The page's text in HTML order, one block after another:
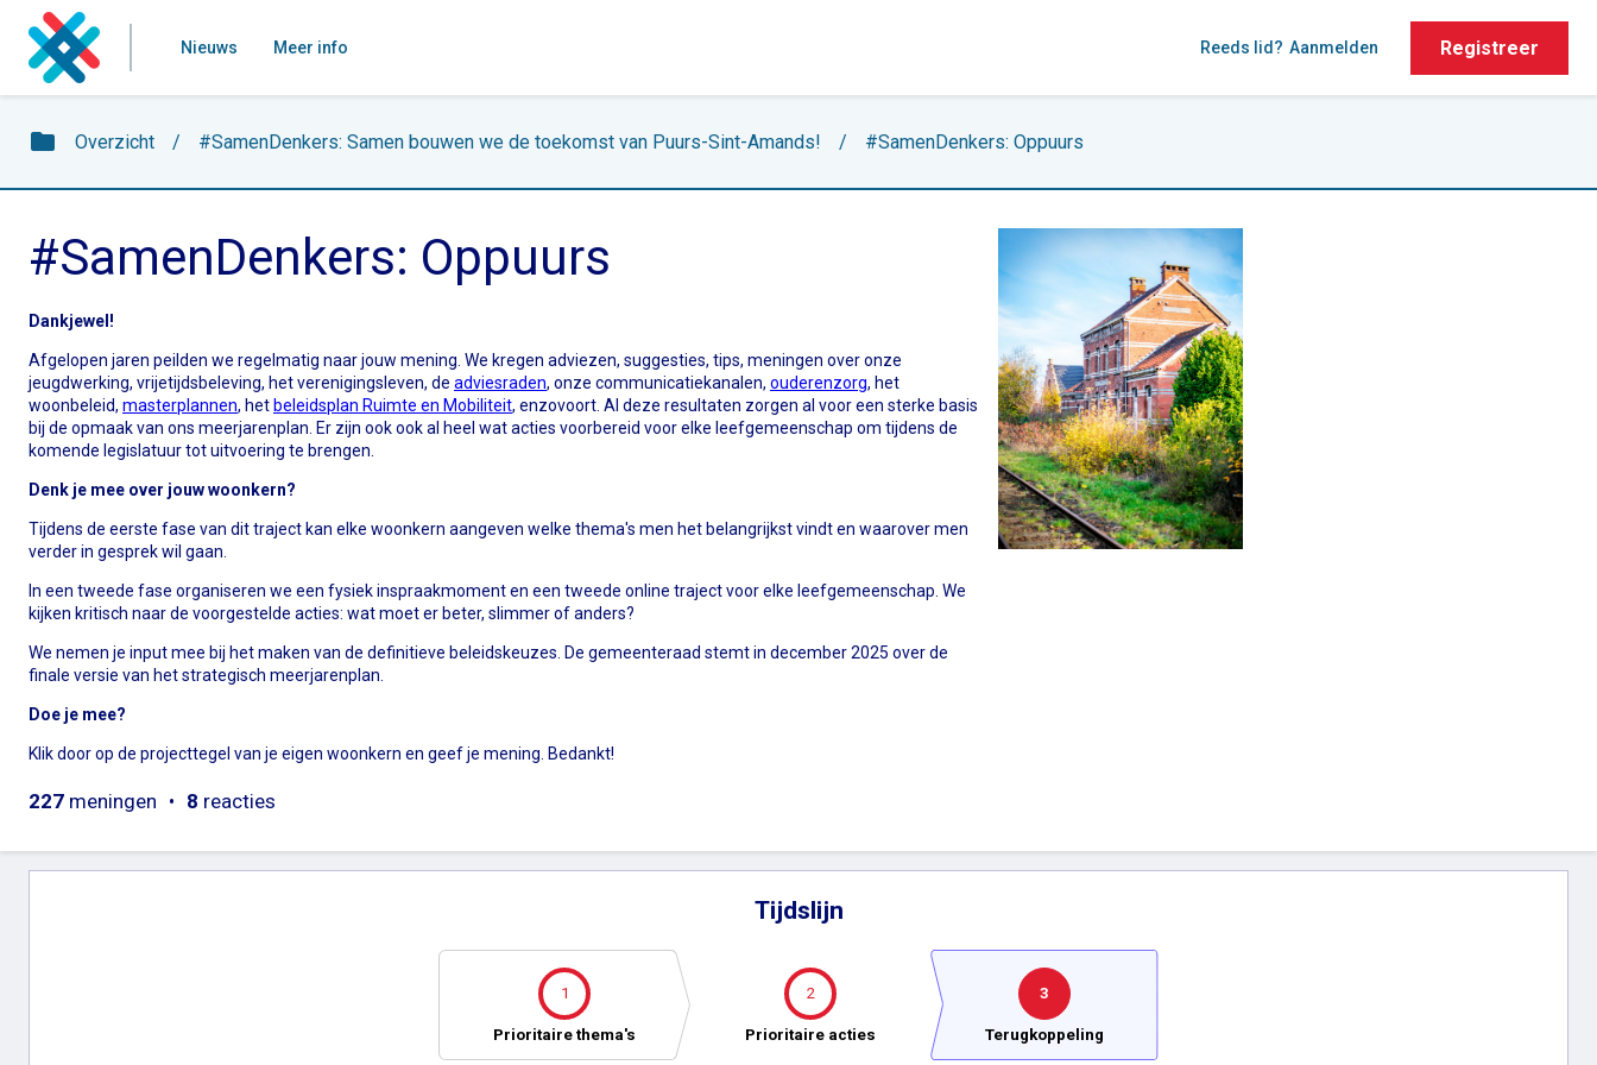
Nieuws Meer info Reeds lid? Aanmelden Registreer
folder Overzicht / #SamenDenkers: Samen bouwen we de toekomst van Puurs-Sint-Amands! / #SamenDenkers: Oppuurs
#SamenDenkers: Oppuurs
Dankjewel!
Afgelopen jaren peilden we regelmatig naar jouw mening. We kregen adviezen, suggesties, tips, meningen over onze
jeugdwerking, vrijetijdsbeleving, het verenigingsleven, de adviesraden, onze communicatiekanalen, ouderenzorg, het
woonbeleid, masterplannen, het beleidsplan Ruimte en Mobiliteit, enzovoort. Al deze resultaten zorgen al voor een sterke basis
bij de opmaak van ons meerjarenplan. Er zijn ook ook al heel wat acties voorbereid voor elke leefgemeenschap om tijdens de
komende legislatuur tot uitvoering te brengen.
Denk je mee over jouw woonkern?
Tijdens de eerste fase van dit traject kan elke woonkern aangeven welke thema's men het belangrijkst vindt en waarover men
verder in gesprek wil gaan.
In een tweede fase organiseren we een fysiek inspraakmoment en een tweede online traject voor elke leefgemeenschap. We
kijken kritisch naar de voorgestelde acties: wat moet er beter, slimmer of anders?
We nemen je input mee bij het maken van de definitieve beleidskeuzes. De gemeenteraad stemt in december 2025 over de
finale versie van het strategisch meerjarenplan.
Doe je mee?
Klik door op de projecttegel van je eigen woonkern en geef je mening. Bedankt!
227 meningen 8 reacties
Tijdslijn
1
Prioritaire thema's
2
Prioritaire acties
3
Terugkoppeling